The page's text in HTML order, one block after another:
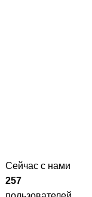
Сейчас с нами
257